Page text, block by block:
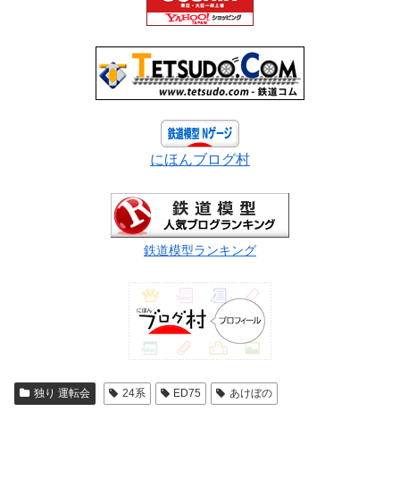
にほんブログ村
鉄道模型ランキング
独り 運転会 24系 ED75 あけぼの